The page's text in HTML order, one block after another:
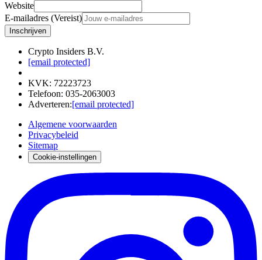
Website
E-mailadres (Vereist)
Inschrijven
Crypto Insiders B.V.
[email protected]
KVK: 72223723
Telefoon: 035-2063003
Adverteren:[email protected]
Algemene voorwaarden
Privacybeleid
Sitemap
Cookie-instellingen